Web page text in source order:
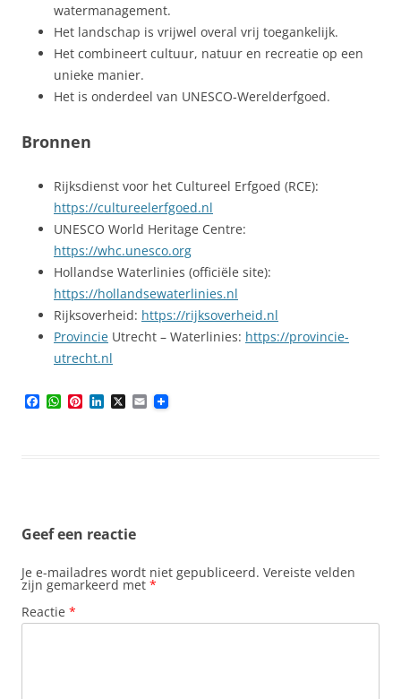
watermanagement.
Het landschap is vrijwel overal vrij toegankelijk.
Het combineert cultuur, natuur en recreatie op een
unieke manier.
Het is onderdeel van UNESCO‑Werelderfgoed.
Bronnen
Rijksdienst voor het Cultureel Erfgoed (RCE):
https://cultureelerfgoed.nl
UNESCO World Heritage Centre:
https://whc.unesco.org
Hollandse Waterlinies (officiële site):
https://hollandsewaterlinies.nl
Rijksoverheid: https://rijksoverheid.nl
Provincie Utrecht – Waterlinies: https://provincie-
utrecht.nl
W P X E
m
Geef een reactie
Je e-mailadres wordt niet gepubliceerd. Vereiste velden
zijn gemarkeerd met *
Reactie *